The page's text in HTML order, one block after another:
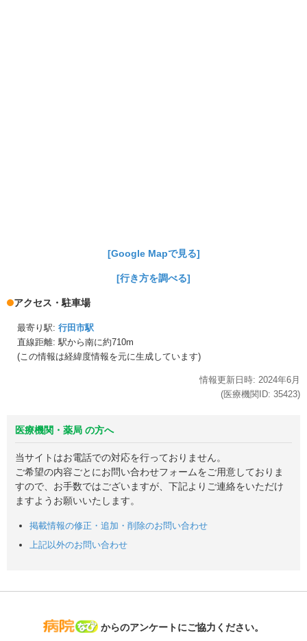
[Google Mapで見る]
[行き方を調べる]
アクセス・駐車場
最寄り駅: 行田市駅
直線距離: 駅から南に約710m
(この情報は経緯度情報を元に生成しています)
情報更新日時: 2024年6月
(医療機関ID: 35423)
医療機関・薬局 の方へ
当サイトはお電話での対応を行っておりません。
ご希望の内容ごとにお問い合わせフォームをご用意しておりま
すので、お手数ではございますが、下記よりご連絡をいただけ
ますようお願いいたします。
掲載情報の修正・追加・削除のお問い合わせ
上記以外のお問い合わせ
病院なび
からのアンケートにご協力ください。